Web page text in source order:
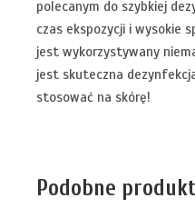
polecanym do szybkiej
czas ekspozycji i wysokie
jest wykorzystywany
jest skuteczna
stosować na skórę!
Podobne